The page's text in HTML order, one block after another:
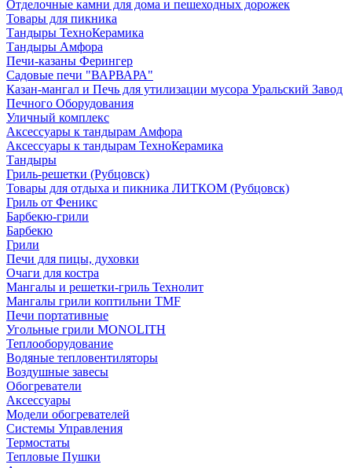
Отделочные камни для дома и пешеходных дорожек
Товары для пикника
Тандыры ТехноКерамика
Тандыры Амфора
Печи-казаны Ферингер
Садовые печи "ВАРВАРА"
Казан-мангал и Печь для утилизации мусора Уральский Завод
Печного Оборудования
Уличный комплекс
Аксессуары к тандырам Амфора
Аксессуары к тандырам ТехноКерамика
Тандыры
Гриль-решетки (Рубцовск)
Товары для отдыха и пикника ЛИТКОМ (Рубцовск)
Гриль от Феникс
Барбекю-грили
Барбекю
Грили
Печи для пицы, духовки
Очаги для костра
Мангалы и решетки-гриль Технолит
Мангалы грили коптильни TMF
Печи портативные
Угольные грили MONOLITH
Теплооборудование
Водяные тепловентиляторы
Воздушные завесы
Обогреватели
Аксессуары
Модели обогревателей
Системы Управления
Термостаты
Тепловые Пушки